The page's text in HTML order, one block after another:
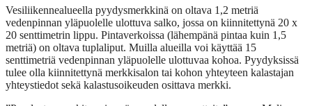
Vesiliikennealueella pyydysmerkkinä on oltava 1,2 metriä
vedenpinnan yläpuolelle ulottuva salko, jossa on kiinnitettynä 20 x
20 senttimetrin lippu. Pintaverkoissa (lähempänä pintaa kuin 1,5
metriä) on oltava tuplaliput. Muilla alueilla voi käyttää 15
senttimetriä vedenpinnan yläpuolelle ulottuvaa kohoa. Pyydyksissä
tulee olla kiinnitettynä merkkisalon tai kohon yhteyteen kalastajan
yhteystiedot sekä kalastusoikeuden osittava merkki.